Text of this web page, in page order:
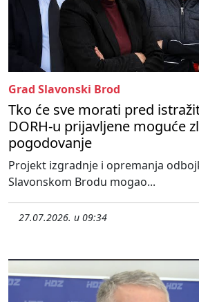
Grad Slavonski Brod
Tko će sve morati pred
DORH-u prijavljene moguće
pogodovanje
Projekt izgradnje i opremanja
Slavonskom Brodu mogao...
27.07.2026. u 09:34